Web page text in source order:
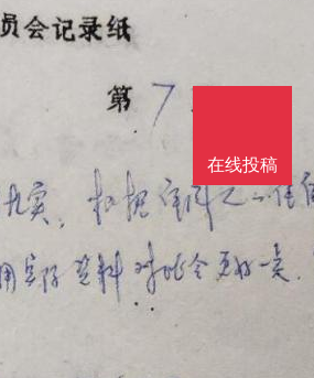
在线投稿